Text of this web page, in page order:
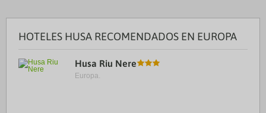
HOTELES HUSA RECOMENDADOS EN EUROPA
Husa Riu Nere
Europa.